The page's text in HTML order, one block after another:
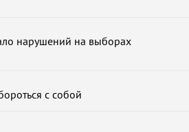
нарушений на выборах
с собой